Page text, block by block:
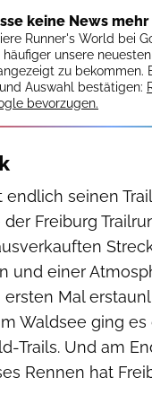
keine News mehr
Runner's World bei
unsere
zu bekommen.
Auswahl bestätigen:
bevorzugen.
endlich seinen
der Freiburg
und einer
Mal
Waldsee ging
Trails. Und am
Rennen hat